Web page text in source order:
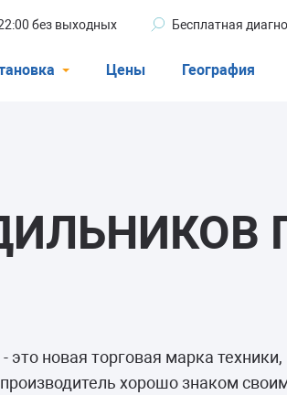
без выходных Бесплатная
Цены География
это новая торговая марка
хорошо знаком